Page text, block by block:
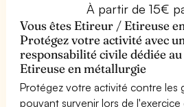
À partir de 15€
Vous êtes Etireur / Etireuse
Protégez votre activité avec
responsabilité civile dédiée
Etireuse en métallurgie
Protégez votre activité contre les
pouvant survenir lors de